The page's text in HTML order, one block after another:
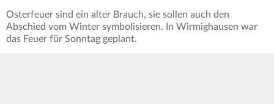
Osterfeuer sind ein alter Brauch, sie sollen auch den
Abschied vom Winter symbolisieren. In Wirmighausen war
das Feuer für Sonntag geplant.